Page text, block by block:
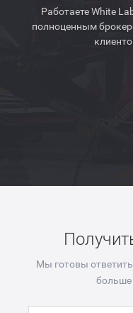
Работаете White
полноценным
Мы готовы
больше